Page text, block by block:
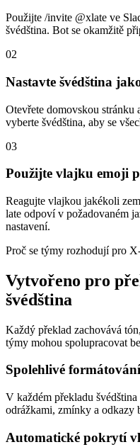
Použijte /invite @xlate ve
švédština. Bot se okamžitě
02
Nastavte švédština
Otevřete domovskou
vyberte švédština, aby se
03
Použijte vlajku emoji
Reagujte vlajkou jakékoli
late odpoví v požadovaném
nastavení.
Proč se týmy rozhodují pro
Vytvořeno pro
švédština
Každý překlad zachovává
týmy mohou spolupracovat
Spolehlivé
V každém překladu
odrážkami, zmínky a odkazy
Automatické pokrytí